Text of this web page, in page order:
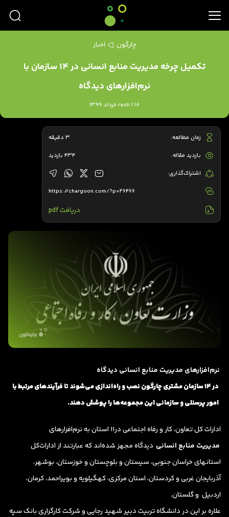
چارگون اخبار
تکمیل چرخه مدیریت منابع انسانی در ۱۴ سازمان با
نرم‌افزارهای دیدگاه
rasti | 18 خرداد 1399
نرم‌افزارهای مدیریت منابع انسانی دیدگاه
در ۱۴ سازمان مشتری چارگون نصب و راه‌اندازی می‌شوند تا فرآیندهای مرتبط با
امور پرسنلی و سازمانی این مجموعه‌ها را پوشش دهند.
ادارات کل تعاون، کار و رفاه اجتماعی در۱۱ استان به نرم‌افزارهای
مدیریت منابع انسانی دیدگاه مجهز شده‌اند که عبارتند از ادارات‌کل
استانهای خراسان جنوبی، سیستان و بلوچستان و خوزستان، بوشهر،
آذربایجان غربی و کردستان، استان مرکزی، کهگیلویه و بویراحمد، کرمان،
اردبیل و گلستان.
علاره بر این در دانشگاه تربیت دبیر شهید رجایی و شرکت کارگزاری بانک سپه
زمان مطالعه: 3 دقیقه
بازدید مقاله: 434 بازدید
اشتراک‌گذاری:
https://chargoon.com/?p=26466
دریافت pdf